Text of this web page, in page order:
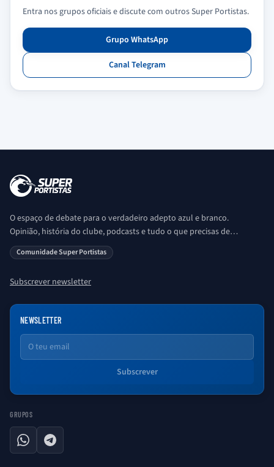
Entra nos grupos oficiais e discute com outros Super Portistas.
Grupo WhatsApp
Canal Telegram
O espaço de debate para o verdadeiro adepto azul e branco.
Opinião, história do clube, podcasts e tudo o que precisas de
saber sobre o universo Porto. Ser Porto é aqui!
Comunidade Super Portistas
Subscrever newsletter
NEWSLETTER
Email
Subscrever
GRUPOS
WhatsAppTelegram